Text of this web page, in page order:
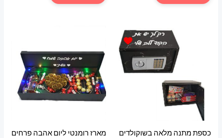
כספת מתנה מלאה בשוקולדים
מארז רומנטי ליום אהבה פרחים